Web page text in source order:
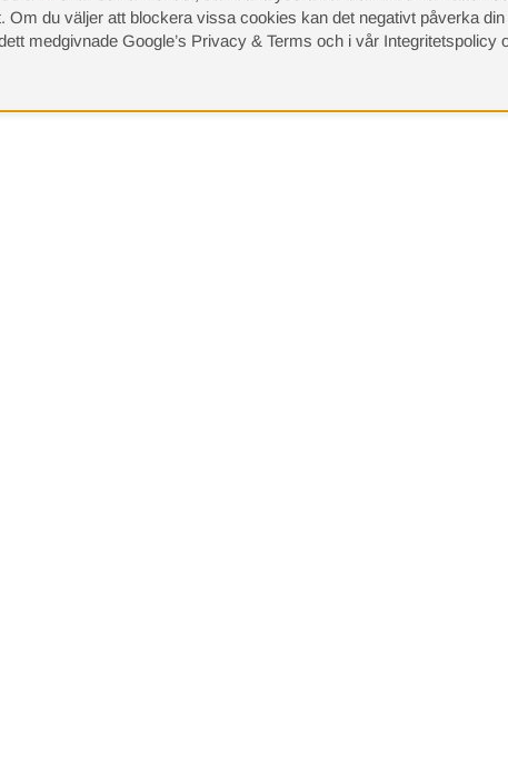
Om du väljer att blockera vissa cookies kan det negativt påverka
medgivnade Google’s Privacy & Terms och i vår Integritetspolicy